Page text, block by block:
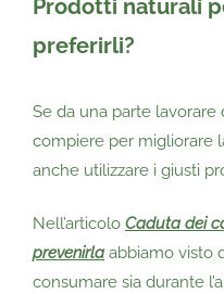
Prodotti naturali
preferirli?
Se da una parte lavorare
compiere per migliorare
anche utilizzare i giusti
Nell’articolo Caduta dei
prevenirla abbiamo visto
consumare sia durante